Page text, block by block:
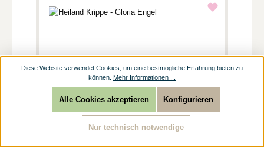
Heiland Krippe - Gloria Engel
Diese Website verwendet Cookies, um eine bestmögliche Erfahrung bieten zu
können. Mehr Informationen ...
Nur technisch notwendige
Konfigurieren
Alle Cookies akzeptieren